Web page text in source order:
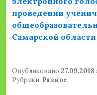
проведении
Самарской области
Опубликовано 27.09.2018
Рубрики: Разное